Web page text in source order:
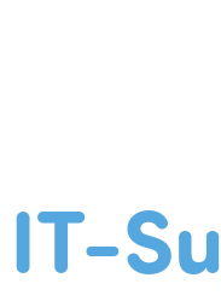
IT-